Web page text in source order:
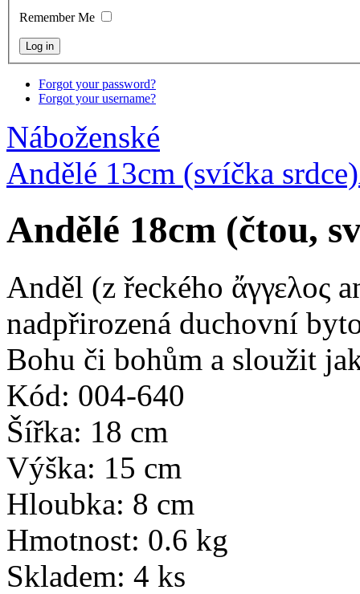
Remember Me
Forgot your password?
Forgot your username?
Náboženské
Andělé 13cm (svíčka srdce)
Andělé 18cm (čtou,
Anděl (z řeckého ἄγγελος
nadpřirozená duchovní
Bohu či bohům a sloužit
Kód: 004-640
Šířka: 18 cm
Výška: 15 cm
Hloubka: 8 cm
Hmotnost: 0.6 kg
Skladem: 4 ks